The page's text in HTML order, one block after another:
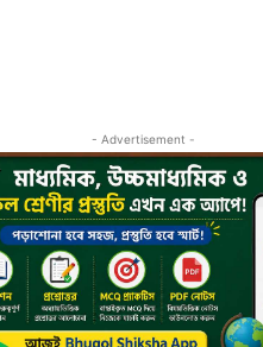
- Advertisement -